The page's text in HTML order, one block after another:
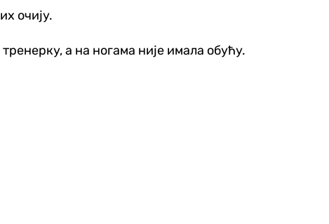
очију.
а на ногама није имала обућу.